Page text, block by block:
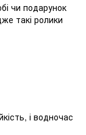
чи подарунок
такі ролики
і водночас